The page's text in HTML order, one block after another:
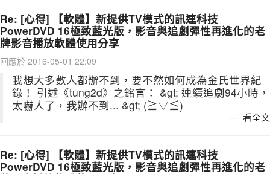
Re: [心得] 【軟體】新提供TV模式的訊連科技
PowerDVD 16極致藍光版，影音與追劇彈性再進化的老
牌影音播放軟體使用分享
回應於 2016-05-01 22:09
我想大多數人都辦不到，要不然如何成為金氏世界紀
錄！ 引述《tung2d》之銘言： &gt; 連續追劇94小時，
太嚇人了，我辦不到... &gt; (≧▽≦)
看全文
Re: [心得] 【軟體】新提供TV模式的訊連科技
PowerDVD 16極致藍光版，影音與追劇彈性再進化的老